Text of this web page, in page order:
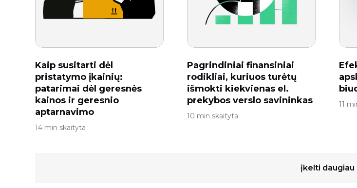
Kaip susitarti dėl
pristatymo įkainių:
patarimai dėl geresnės
kainos ir geresnio
aptarnavimo
14 min skaityta
Pagrindiniai finansiniai
rodikliai, kuriuos turėtų
išmokti kiekvienas el.
prekybos verslo savininkas
10 min skaityta
11
įkelti daugiau